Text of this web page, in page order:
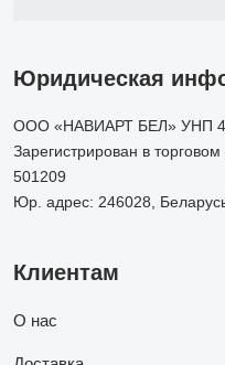
Юридическая
ООО «НАВИАРТ БЕЛ» УНП
Зарегистрирован в
501209
Юр. адрес: 246028,
Клиентам
О нас